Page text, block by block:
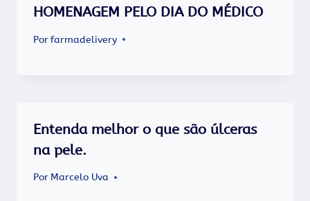
HOMENAGEM PELO DIA DO MÉDICO
Porfarmadelivery
Entenda melhor o que são úlceras
na pele.
Por Marcelo Uva